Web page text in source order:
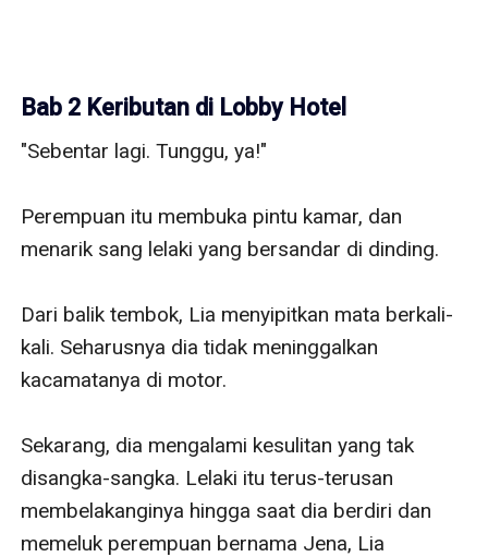
Bab 2 Keributan di Lobby Hotel
"Sebentar lagi. Tunggu, ya!"
Perempuan itu membuka pintu kamar, dan
menarik sang lelaki yang bersandar di dinding.
Dari balik tembok, Lia menyipitkan mata berkali-
kali. Seharusnya dia tidak meninggalkan
kacamatanya di motor.
Sekarang, dia mengalami kesulitan yang tak
disangka-sangka. Lelaki itu terus-terusan
membelakanginya hingga saat dia berdiri dan
memeluk perempuan bernama Jena, Lia